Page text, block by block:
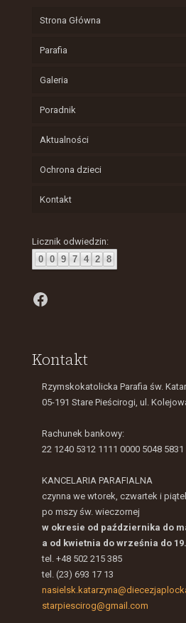
Strona Główna
Parafia
Galeria
Poradnik
Aktualności
Ochrona dzieci
Kontakt
Licznik odwiedzin:
0
0 9 7 4 2 8
Facebook
Kontakt
Rzymskokatolicka Parafia św.
05-191 Stare Pieścirogi, ul.
Rachunek bankowy:
22 1240 5312 1111 0000 5048 5831
KANCELARIA PARAFIALNA
czynna we wtorek, czwartek i
po mszy św. wieczornej
w okresie od października do
a od kwietnia do września do
tel. +48 502 215 385
tel. (23) 693 17 13
starpiescirog@gmail.com